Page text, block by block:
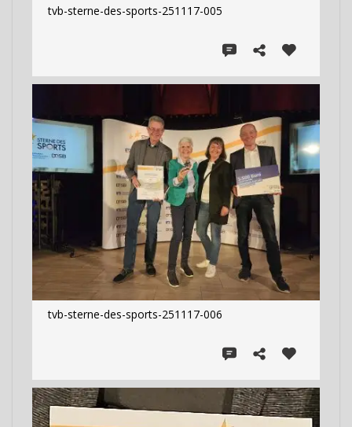
tvb-sterne-des-sports-251117-005
tvb-sterne-des-sports-251117-006